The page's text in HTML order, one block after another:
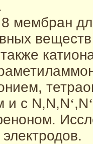
мембран
и с N,N,N‘,N‘